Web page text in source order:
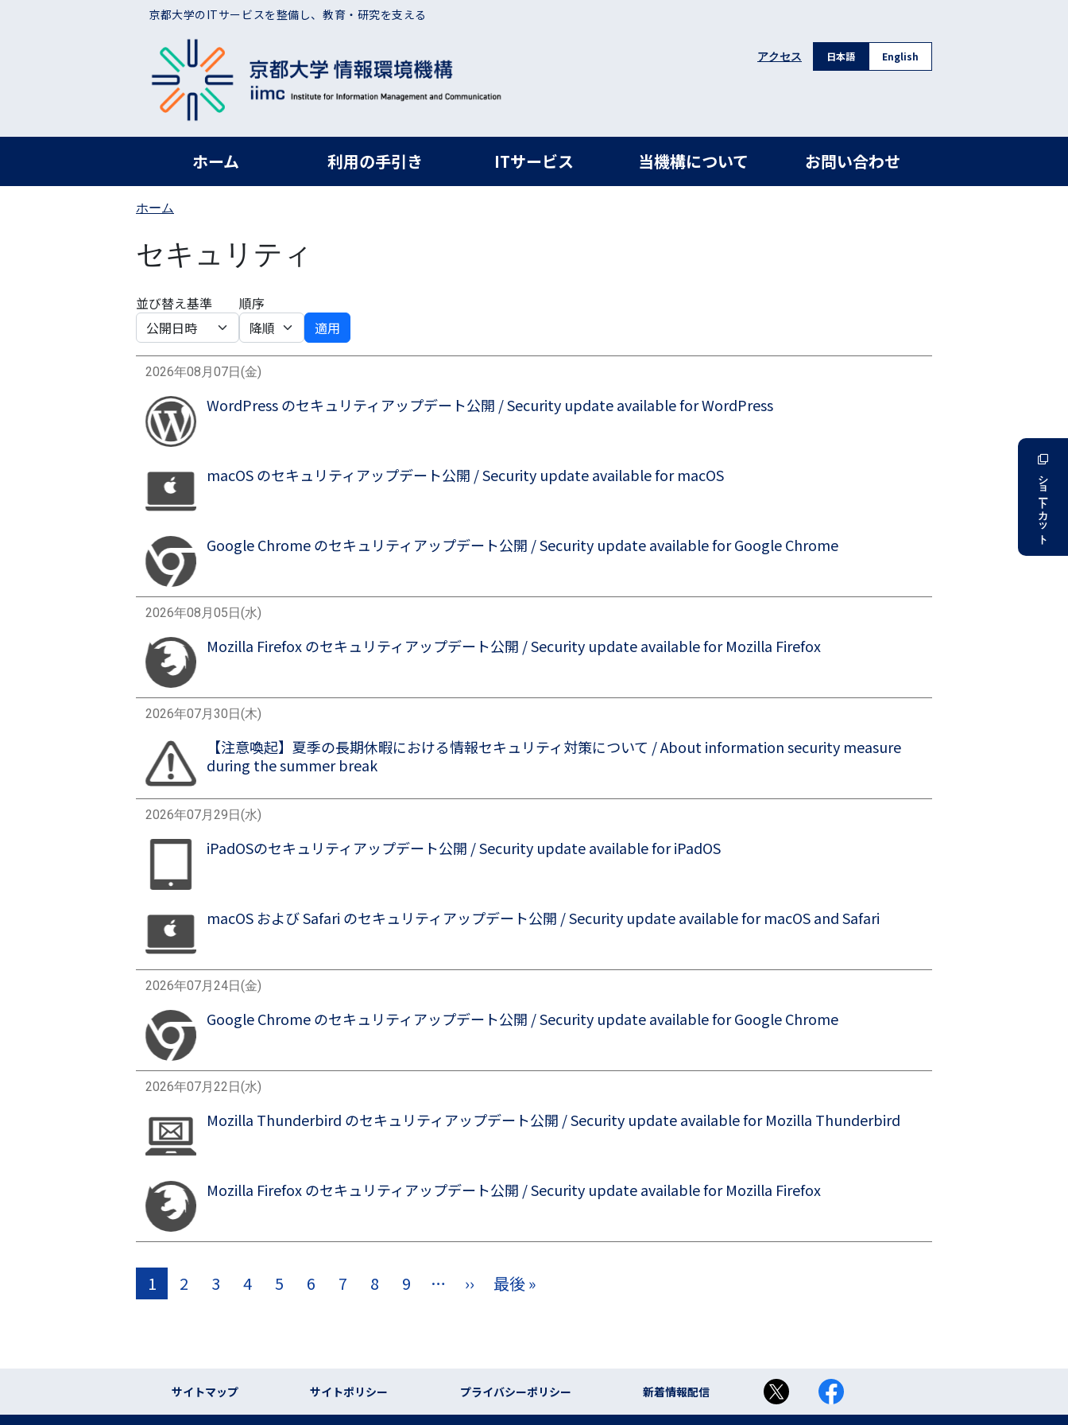
京都大学のITサービスを整備し、教育・研究を支える
アクセス 日本語 English
ヘッダー グローバルナビ
ホーム 利用の手引き ITサービス 当機構について お問い合わせ
ホーム
セキュリティ
並び替え基準
順序
適用
2026年08月07日(金)
画像 WordPress のセキュリティアップデート公開 / Security update available for WordPress
画像 macOS のセキュリティアップデート公開 / Security update available for macOS
画像 Google Chrome のセキュリティアップデート公開 / Security update available for Google Chrome
2026年08月05日(水)
画像 Mozilla Firefox のセキュリティアップデート公開 / Security update available for Mozilla Firefox
2026年07月30日(木)
画像
【注意喚起】夏季の長期休暇における情報セキュリティ対策について / About information security measure
during the summer break
2026年07月29日(水)
画像 iPadOSのセキュリティアップデート公開 / Security update available for iPadOS
画像 macOS および Safari のセキュリティアップデート公開 / Security update available for macOS and Safari
2026年07月24日(金)
画像 Google Chrome のセキュリティアップデート公開 / Security update available for Google Chrome
2026年07月22日(水)
画像 Mozilla Thunderbird のセキュリティアップデート公開 / Security update available for Mozilla Thunderbird
画像 Mozilla Firefox のセキュリティアップデート公開 / Security update available for Mozilla Firefox
ページ送り
1 2 3 4 5 6 7 8 9 … ››次ページ
最後 »最終ページ
ショートカット
フッター リンク
サイトマップ サイトポリシー プライバシーポリシー 新着情報配信